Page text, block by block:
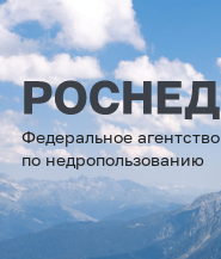
Федеральное агентство
по недропользованию